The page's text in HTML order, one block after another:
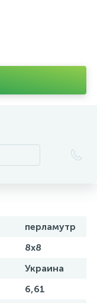
перламутр
8x8
Украина
6,61